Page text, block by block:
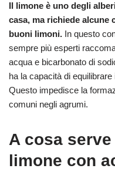
Il limone è uno degli
casa, ma richiede alcune
buoni limoni. In questo
sempre più esperti
acqua e bicarbonato di
ha la capacità di
Questo impedisce la
comuni negli agrumi.
A cosa
limone con